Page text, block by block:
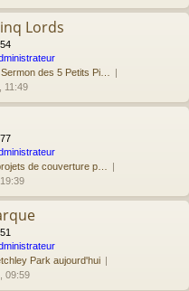
Lords
des 5 Petits Pi…
11:49
de couverture p…
Park aujourd'hui
09:59